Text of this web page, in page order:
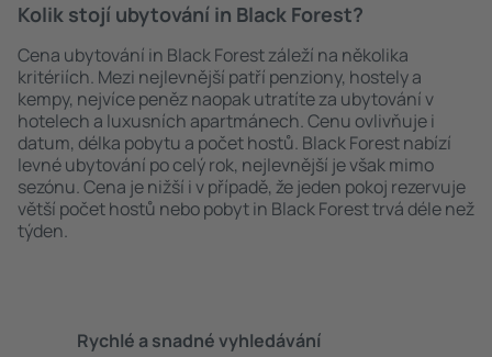
Kolik stojí ubytování in Black Forest?
Cena ubytování in Black Forest záleží na několika
kritériích. Mezi nejlevnější patří penziony, hostely a
kempy, nejvíce peněz naopak utratíte za ubytování v
hotelech a luxusních apartmánech. Cenu ovlivňuje i
datum, délka pobytu a počet hostů. Black Forest nabízí
levné ubytování po celý rok, nejlevnější je však mimo
sezónu. Cena je nižší i v případě, že jeden pokoj rezervuje
větší počet hostů nebo pobyt in Black Forest trvá déle než
týden.
Rychlé a snadné vyhledávání